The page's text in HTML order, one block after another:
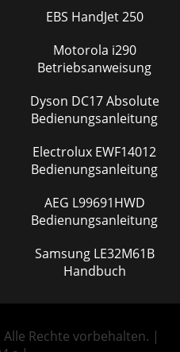
EBS HandJet 250
Motorola i290
Betriebsanweisung
Dyson DC17 Absolute
Bedienungsanleitung
Electrolux EWF14012
Bedienungsanleitung
AEG L99691HWD
Bedienungsanleitung
Samsung LE32M61B
Handbuch
Rechte vorbehalten. |